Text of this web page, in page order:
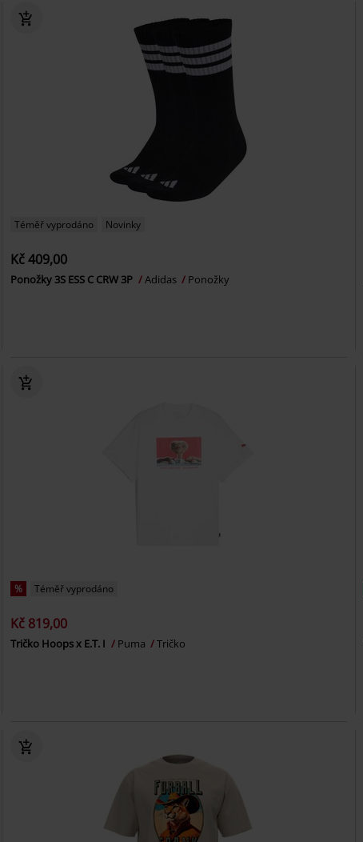
Téměř vyprodáno Novinky
Kč 409,00
Ponožky 3S ESS C CRW 3P Adidas Ponožky
% Téměř vyprodáno
Kč 819,00
Tričko Hoops x E.T. I Puma Tričko